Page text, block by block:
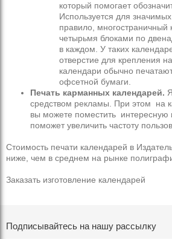
который помогает
Используется для
правило,
четырьмя блоками по
в каждом. У таких
отверстие для крепления
календари обычно
офсетной бумаги.
Печать карманных календарей.
средством рекламы. При этом на
вы можете поместить
поможет увеличить частоту
Стоимость печати календарей в
ниже, чем в среднем на рынке
Заказать изготовление календарей
Подписывайтесь на нашу рассылку